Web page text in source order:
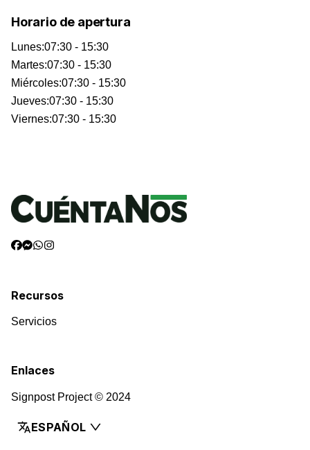
Horario de apertura
Lunes:07:30 - 15:30
Martes:07:30 - 15:30
Miércoles:07:30 - 15:30
Jueves:07:30 - 15:30
Viernes:07:30 - 15:30
Recursos
Servicios
Enlaces
Signpost Project © 2024
ESPAÑOL